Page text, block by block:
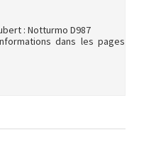
: Notturmo D987
dans les pages